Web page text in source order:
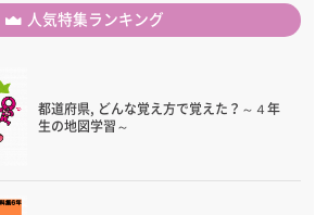
人気特集ランキング
都道府県, どんな覚え方で覚えた？～４年
生の地図学習～